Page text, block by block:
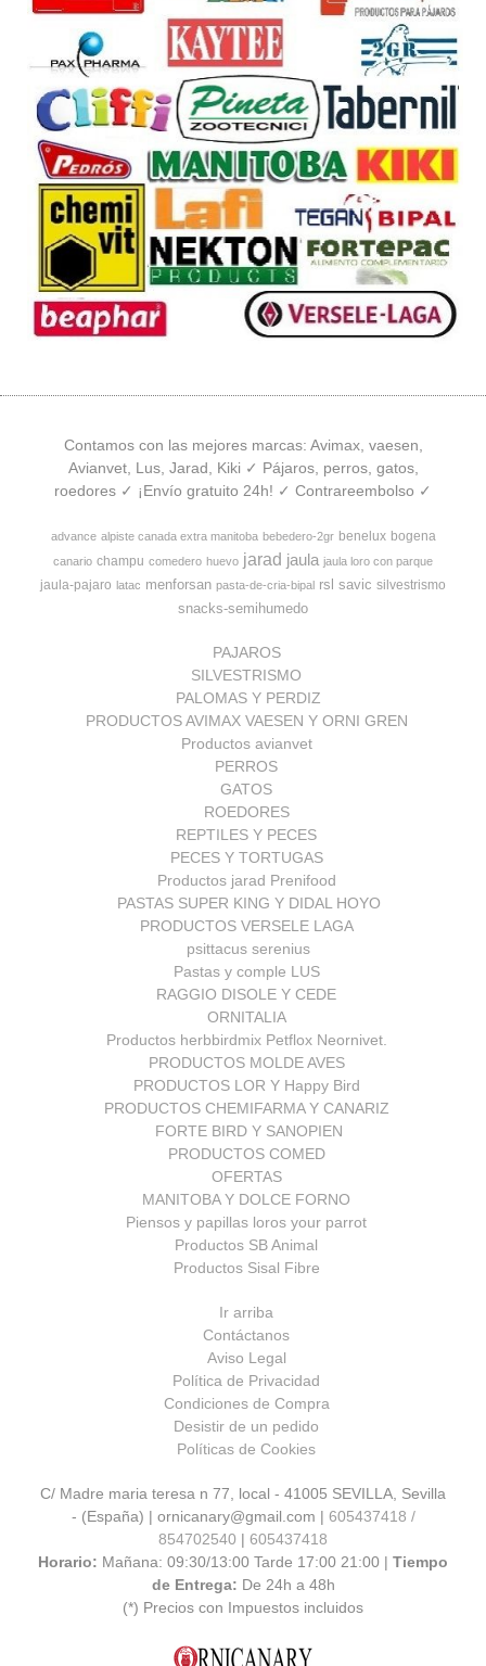
Contamos con las mejores marcas: Avimax, vaesen,
Avianvet, Lus, Jarad, Kiki ✓ Pájaros, perros, gatos,
roedores ✓ ¡Envío gratuito 24h! ✓ Contrareembolso ✓
advance alpiste canada extra manitoba bebedero-2gr benelux bogena
canario champu comedero huevo jarad jaula jaula loro con parque
jaula-pajaro latac menforsan pasta-de-cria-bipal rsl savic silvestrismo
snacks-semihumedo
PAJAROS
SILVESTRISMO
PALOMAS Y PERDIZ
PRODUCTOS AVIMAX VAESEN Y ORNI GREN
Productos avianvet
PERROS
GATOS
ROEDORES
REPTILES Y PECES
PECES Y TORTUGAS
Productos jarad Prenifood
PASTAS SUPER KING Y DIDAL HOYO
PRODUCTOS VERSELE LAGA
psittacus serenius
Pastas y comple LUS
RAGGIO DISOLE Y CEDE
ORNITALIA
Productos herbbirdmix Petflox Neornivet.
PRODUCTOS MOLDE AVES
PRODUCTOS LOR Y Happy Bird
PRODUCTOS CHEMIFARMA Y CANARIZ
FORTE BIRD Y SANOPIEN
PRODUCTOS COMED
OFERTAS
MANITOBA Y DOLCE FORNO
Piensos y papillas loros your parrot
Productos SB Animal
Productos Sisal Fibre
Ir arriba
Contáctanos
Aviso Legal
Política de Privacidad
Condiciones de Compra
Desistir de un pedido
Políticas de Cookies
C/ Madre maria teresa n 77, local - 41005 SEVILLA, Sevilla
- (España) | ornicanary@gmail.com | 605437418 /
854702540 | 605437418
Horario: Mañana: 09:30/13:00 Tarde 17:00 21:00 | Tiempo
de Entrega: De 24h a 48h
(*) Precios con Impuestos incluidos